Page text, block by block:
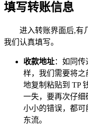
填写转账信息
进入转账界面后,有
我们认真填写。
收款地址：如同
样，我们需要将
地复制粘贴到 TP
一失，要再次仔
小小的错误，都
东流。